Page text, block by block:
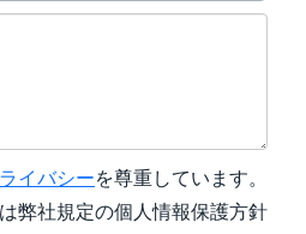
イバシーを尊重しています。
弊社規定の個人情報保護方針